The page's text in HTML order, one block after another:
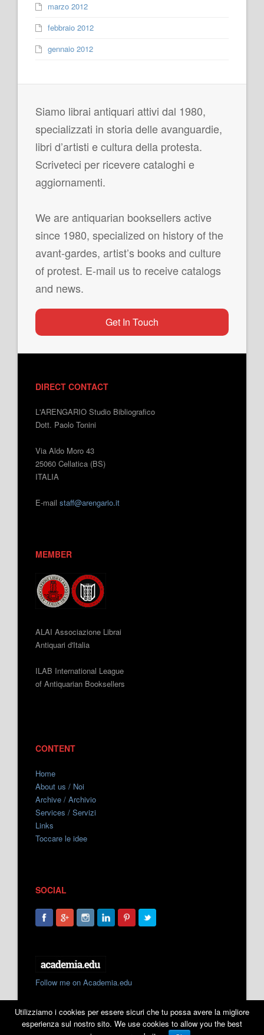
marzo 2012
febbraio 2012
gennaio 2012
Siamo librai antiquari attivi dal 1980,
specializzati in storia delle avanguardie,
libri d’artisti e cultura della protesta.
Scriveteci per ricevere cataloghi e
aggiornamenti.
We are antiquarian booksellers active
since 1980, specialized on history of the
avant-gardes, artist’s books and culture
of protest. E-mail us to receive catalogs
and news.
Get In Touch
DIRECT CONTACT
L'ARENGARIO Studio Bibliografico
Dott. Paolo Tonini
Via Aldo Moro 43
25060 Cellatica (BS)
ITALIA
E-mail staff@arengario.it
MEMBER
ALAI Associazione Librai
Antiquari d'Italia
ILAB International League
of Antiquarian Booksellers
CONTENT
Home
About us / Noi
Archive / Archivio
Services / Servizi
Links
Toccare le idee
SOCIAL
Follow me on Academia.edu
Utilizziamo i cookies per essere sicuri che tu possa avere la migliore
esperienza sul nostro sito. We use cookies to allow you the best